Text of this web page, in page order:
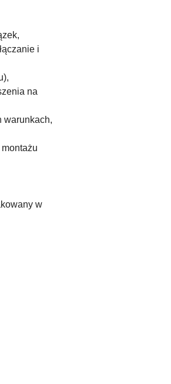
i
na
warunkach,
w